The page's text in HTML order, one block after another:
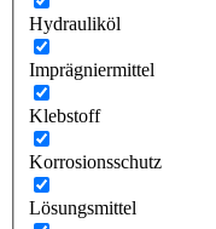
Hydrauliköl
Imprägniermittel
Klebstoff
Korrosionsschutz
Lösungsmittel